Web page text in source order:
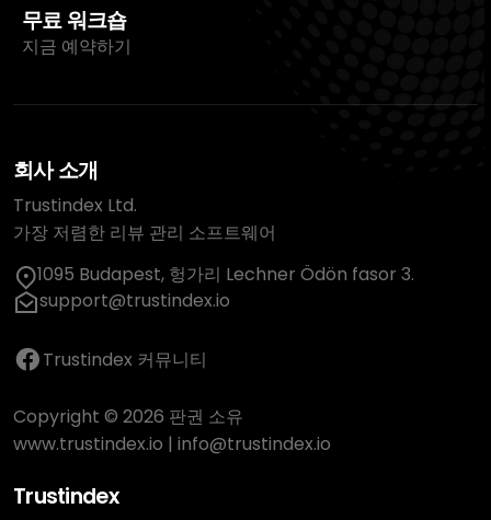
무료 워크숍
지금 예약하기
회사 소개
Trustindex Ltd.
가장 저렴한 리뷰 관리 소프트웨어
1095 Budapest, 헝가리 Lechner Ödön fasor 3.
support@trustindex.io
Trustindex 커뮤니티
Copyright © 2026 판권 소유
www.trustindex.io | info@trustindex.io
Trustindex